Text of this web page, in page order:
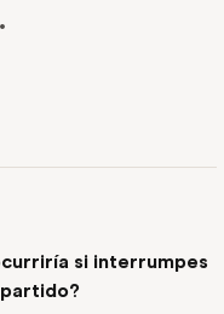
si interrumpes